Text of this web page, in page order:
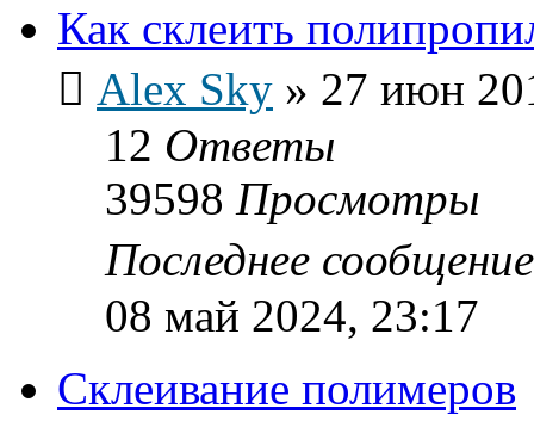
Как склеить
Alex Sky » 27 июн
12 Ответы
39598 Просмотры
Последнее
08 май 2024, 23:17
Склеивание полимеров